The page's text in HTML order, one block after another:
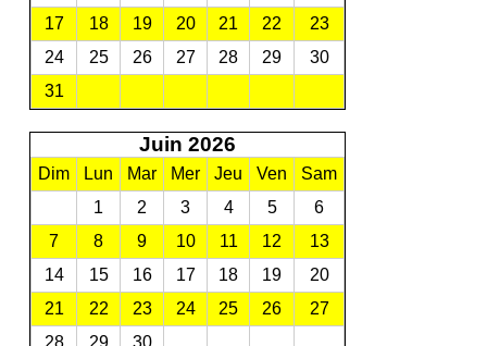
17
18 19 20 21 22
23
24
25 26 27 28 29
30
31
Juin 2026
Dim Lun Mar Mer Jeu Ven
Sam
1
2 3 4 5
6
7
8 9 10 11 12
13
14
15 16 17 18 19
20
21
22 23 24 25 26
27
28
29 30